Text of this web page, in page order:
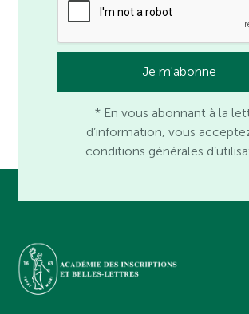
* En vous abonnant à la
d’information, vous
conditions générales